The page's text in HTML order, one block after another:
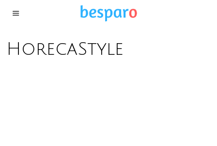
HorecaStyle